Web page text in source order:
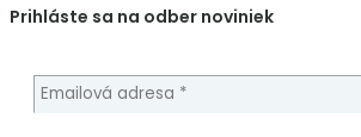
Prihláste sa na odber noviniek